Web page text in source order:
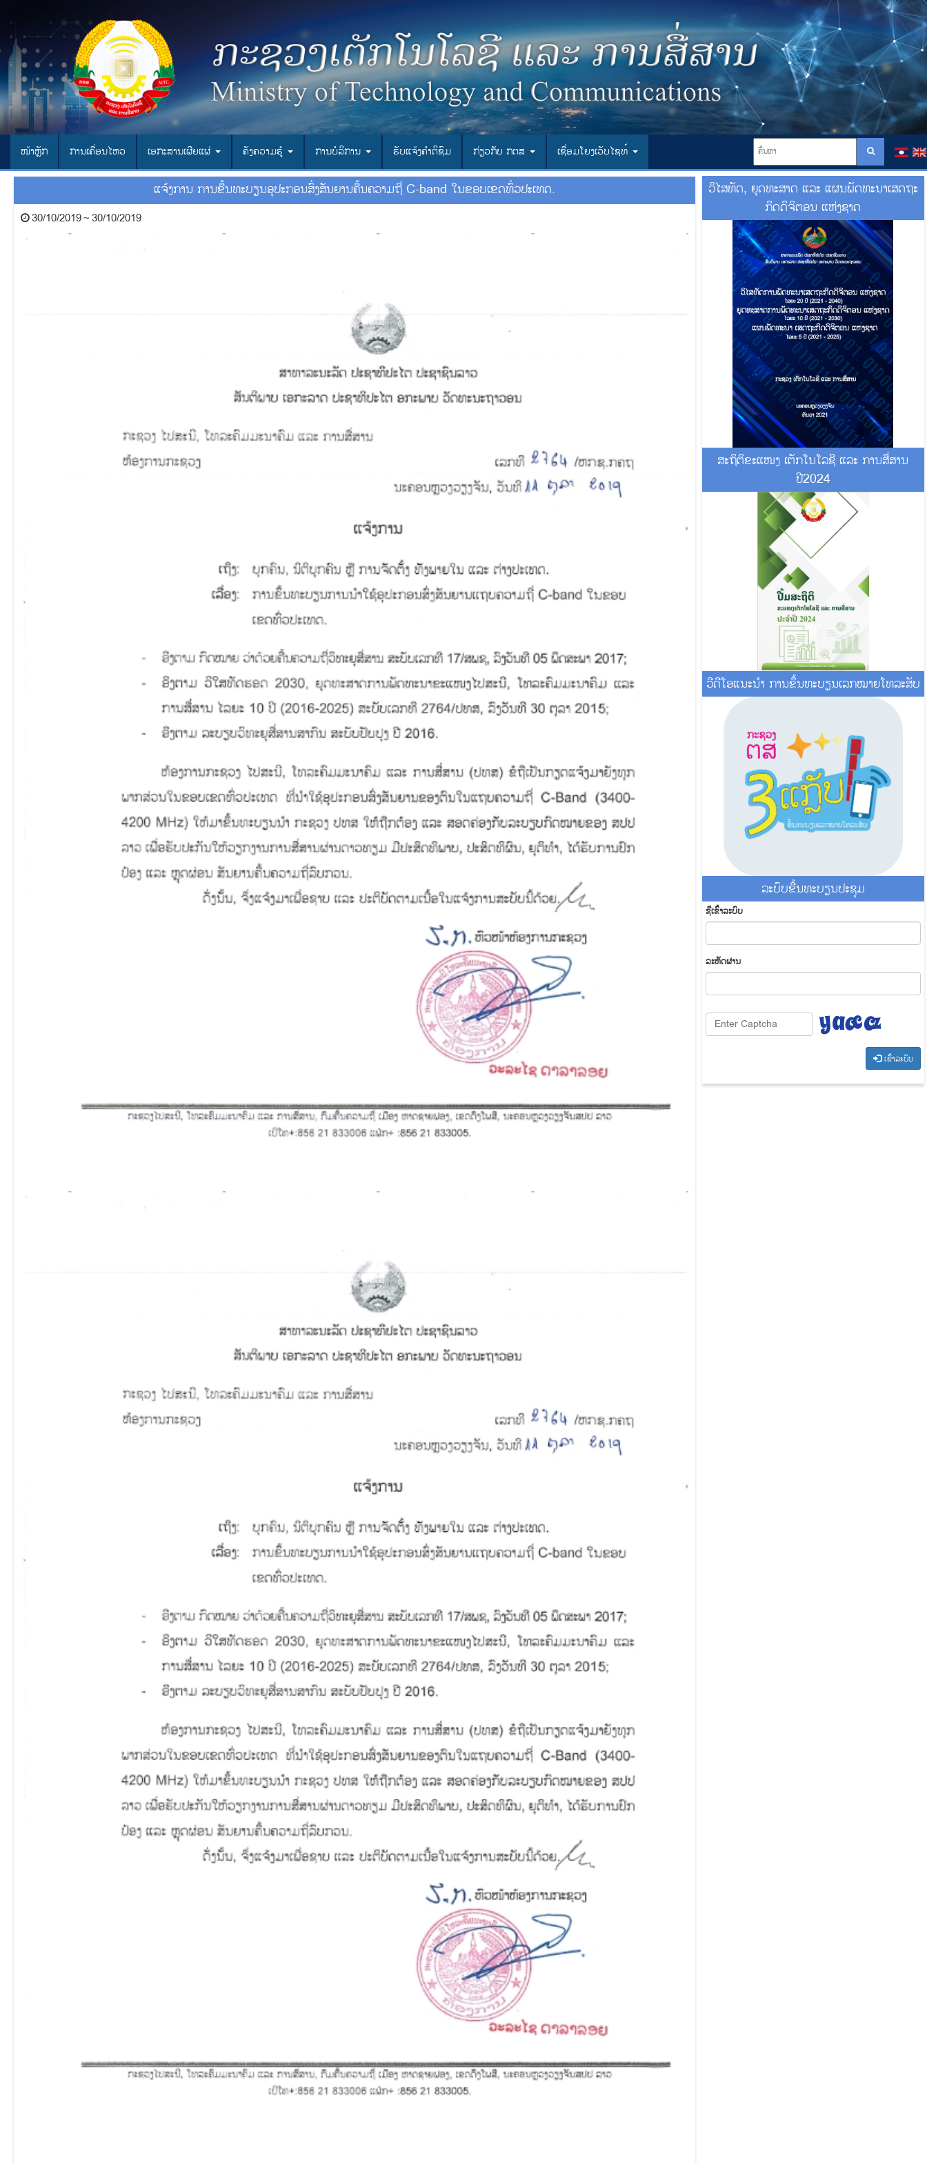
ໜ້າຫຼັກ ການເຄື່ອນໄຫວ ເອ​ກະ​ສານ​ເຜີຍ​ແຜ່ ຄັງຄວາມຮູ້ ການບໍລິການ ຮັບແຈ້ງຄຳຕິຊົມ ກ່ຽວກັບ ກຕສ ເຊື່ອມ​ໂຍງ​ເວັບ​ໄຊທ໌
ແຈ້ງການ ການຂື້ນທະບຽນອຸປະກອນສົ່ງສັນຍານຄື້ນຄວາມຖີ່ C-band ໃນຂອບເຂດທົ່ວປະເທດ.
30/10/2019 ~ 30/10/2019
ວິໄສທັດ, ຍຸດທະສາດ ແລະ ແຜນພັດທະນາເສດຖະ
ກິດດິຈິຕອນ ແຫ່ງຊາດ
ສະຖິຕິຂະແໜງ ເຕັກໂນໂລຊີ ແລະ ການສື່ສານ
ປີ2024
ວີດີໂອແນະນໍາ ການຂຶ້ນທະບຽນເລກໝາຍໂທລະສັບ
ລະ​ບົບ​ຂື້ນ​ທະ​ບຽນ​ປະ​ຊຸມ
ຊື່​ເຂົ້າ​ລະ​ບົບ
​ລະ​ຫັດ​ຜ່ານ
​ເຂົ້າ​ລະ​ບົບ